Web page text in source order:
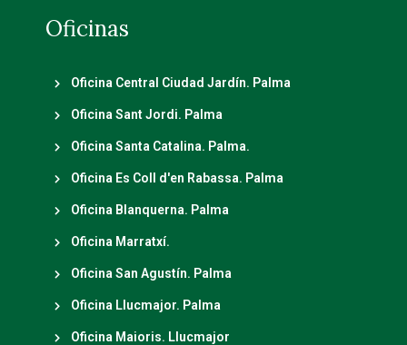
Oficinas
Oficina Central Ciudad Jardín. Palma
Oficina Sant Jordi. Palma
Oficina Santa Catalina. Palma.
Oficina Es Coll d'en Rabassa. Palma
Oficina Blanquerna. Palma
Oficina Marratxí.
Oficina San Agustín. Palma
Oficina Llucmajor. Palma
Oficina Maioris. Llucmajor